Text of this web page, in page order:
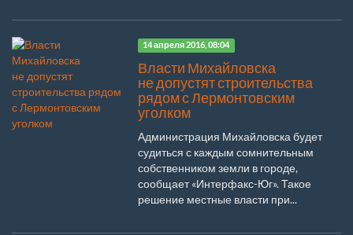
14 апреля 2016, 08:04
Власти Михайловска
не допустят строительства
рядом с Лермонтовским
уголком
Администрация Михайловска будет
судиться с каждым сомнительным
собственником земли в городе,
сообщает «Интерфакс-Юг». Такое
решение местные власти при...